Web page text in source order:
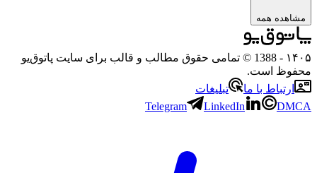
مشاهده همه
۱۴۰۵
- 1388 © تمامی حقوق مطالب و قالب برای سایت پاتوق‌یو
محفوظ است.
ارتباط با ما
تبلیغات
Telegram
LinkedIn DMCA